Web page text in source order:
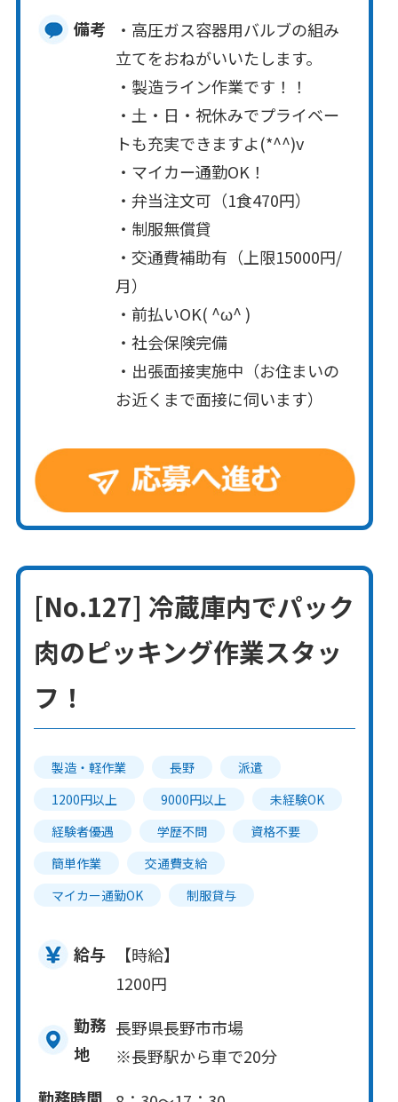
備考
・高圧ガス容器用バルブの組み
立てをおねがいいたします。
・製造ライン作業です！！
・土・日・祝休みでプライベー
トも充実できますよ(*^^)v
・マイカー通勤OK！
・弁当注文可（1食470円）
・制服無償貸
・交通費補助有（上限15000円/
月）
・前払いOK( ^ω^ )
・社会保険完備
・出張面接実施中（お住まいの
お近くまで面接に伺います）
[No.127] 冷蔵庫内でパック
肉のピッキング作業スタッ
フ！
製造・軽作業 長野
派遣
1200円以上
9000円以上
未経験OK
経験者優遇
学歴不問
資格不要
簡単作業
交通費支給
マイカー通勤OK
制服貸与
給与
【時給】
1200円
勤務
地
長野県長野市市場
※長野駅から車で20分